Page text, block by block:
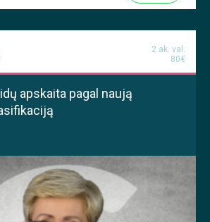
2 ak. val.
80€
apskaita pagal naują